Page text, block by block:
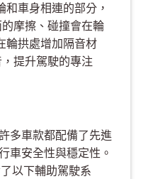
和車身相連的部分，
摩擦、碰撞會在輪
輪拱處增加隔音材
提升駕駛的專注
多車款都配備了先進
車安全性與穩定性。
以下輔助駕駛系